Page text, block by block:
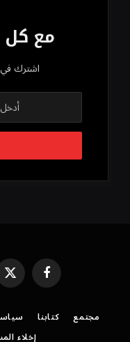
مع كل
اشترك في
فيسبوك X
مجتمع كتابنا
إخلاء